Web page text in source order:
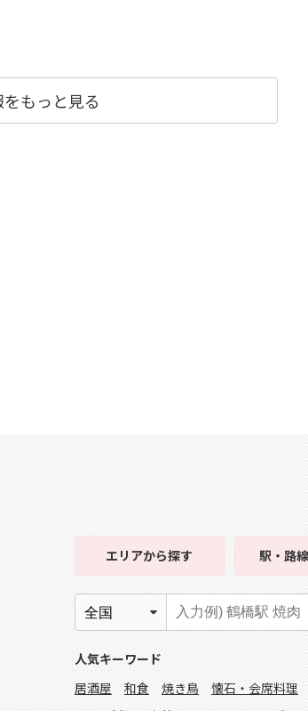
もっと見る
エリアから探す 駅・路線
人気キーワード
居酒屋
和食 焼き鳥 懐石・会席料理